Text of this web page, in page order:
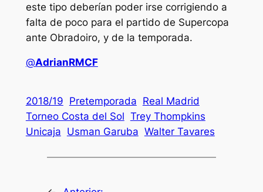
este tipo deberían poder irse corrigiendo a
falta de poco para el partido de Supercopa
ante Obradoiro, y de la temporada.
@AdrianRMCF
2018/19 Pretemporada Real Madrid
Torneo Costa del Sol Trey Thompkins
Unicaja Usman Garuba Walter Tavares